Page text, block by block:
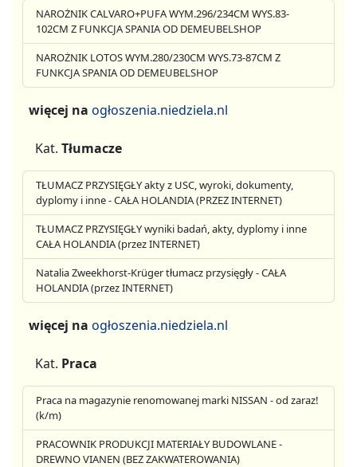
NAROŻNIK CALVARO+PUFA WYM.296/234CM WYS.83-
102CM Z FUNKCJA SPANIA OD DEMEUBELSHOP
NAROŻNIK LOTOS WYM.280/230CM WYS.73-87CM Z
FUNKCJA SPANIA OD DEMEUBELSHOP
więcej na ogłoszenia.niedziela.nl
Kat. Tłumacze
TŁUMACZ PRZYSIĘGŁY akty z USC, wyroki, dokumenty,
dyplomy i inne - CAŁA HOLANDIA (PRZEZ INTERNET)
TŁUMACZ PRZYSIĘGŁY wyniki badań, akty, dyplomy i inne
CAŁA HOLANDIA (przez INTERNET)
Natalia Zweekhorst-Krüger tłumacz przysięgły - CAŁA
HOLANDIA (przez INTERNET)
więcej na ogłoszenia.niedziela.nl
Kat. Praca
Praca na magazynie renomowanej marki NISSAN - od zaraz!
(k/m)
PRACOWNIK PRODUKCJI MATERIAŁY BUDOWLANE -
DREWNO VIANEN (BEZ ZAKWATEROWANIA)